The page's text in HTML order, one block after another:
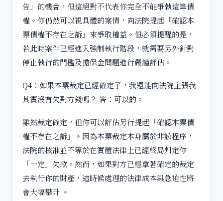
告」的機會，但這絕對不代表你完全不能爭執這筆債
權。你仍然可以視具體的案情，向法院提起「確認本
票債權不存在之訴」來爭取權益。但必須提醒的是，
若此時案件已經進入強制執行階段，就需要另外針對
停止執行的門檻及擔保金問題進行嚴謹評估。
Q4：如果本票裁定已經確定了，我還能向法院主張我
其實沒有欠對方錢嗎？ 答：可以的。
雖然裁定確定，但你可以評估另行提起「確認本票債
權不存在之訴」。因為本票裁定本身屬於非訟程序，
法院的核准並不等於在實體法律上已經終局判定你
「一定」欠款。然而，如果對方已經拿著確定的裁定
去執行你的財產，這時候處理的法律成本與急迫性將
會大幅攀升 。